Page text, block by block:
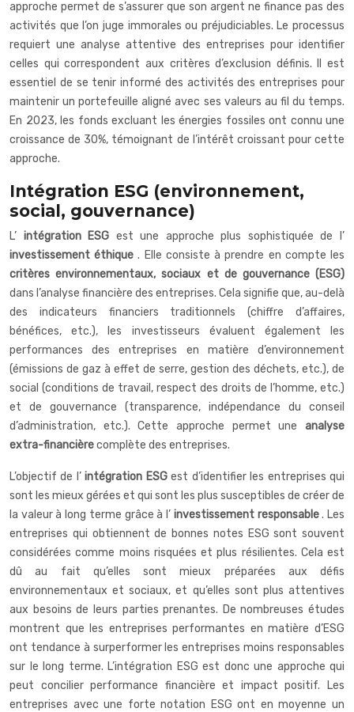
approche permet de s’assurer que son argent ne finance pas des
activités que l’on juge immorales ou préjudiciables. Le processus
requiert une analyse attentive des entreprises pour identifier
celles qui correspondent aux critères d’exclusion définis. Il est
essentiel de se tenir informé des activités des entreprises pour
maintenir un portefeuille aligné avec ses valeurs au fil du temps.
En 2023, les fonds excluant les énergies fossiles ont connu une
croissance de 30%, témoignant de l’intérêt croissant pour cette
approche.
Intégration ESG (environnement,
social, gouvernance)
L’ intégration ESG est une approche plus sophistiquée de l’
investissement éthique. Elle consiste à prendre en compte les
critères environnementaux, sociaux et de gouvernance (ESG)
dans l’analyse financière des entreprises. Cela signifie que, au-delà
des indicateurs financiers traditionnels (chiffre d’affaires,
bénéfices, etc.), les investisseurs évaluent également les
performances des entreprises en matière d’environnement
(émissions de gaz à effet de serre, gestion des déchets, etc.), de
social (conditions de travail, respect des droits de l’homme, etc.)
et de gouvernance (transparence, indépendance du conseil
d’administration, etc.). Cette approche permet une analyse
extra-financièrecomplète des entreprises.
L’objectif de l’intégration ESGest d’identifier les entreprises qui
sont les mieux gérées et qui sont les plus susceptibles de créer de
la valeur à long terme grâce à l’ investissement responsable. Les
entreprises qui obtiennent de bonnes notes ESG sont souvent
considérées comme moins risquées et plus résilientes. Cela est
dû au fait qu’elles sont mieux préparées aux défis
environnementaux et sociaux, et qu’elles sont plus attentives
aux besoins de leurs parties prenantes. De nombreuses études
montrent que les entreprises performantes en matière d’ESG
ont tendance à surperformer les entreprises moins responsables
sur le long terme. L’intégration ESG est donc une approche qui
peut concilier performance financière et impact positif. Les
entreprises avec une forte notation ESG ont en moyenne un